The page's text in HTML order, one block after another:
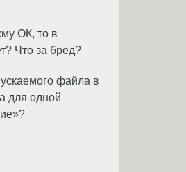
ОК, то в
Что за бред?
файла в
для одной